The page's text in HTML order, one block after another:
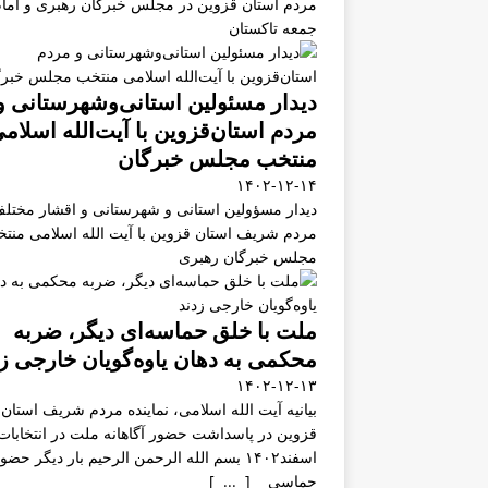
جمعه تاکستان
دیدار مسئولین استانی‌وشهرستانی
مردم‌ استان‌قزوین با آیت‌الله‌
منتخب مجلس‌ خبرگان
۱۴۰۲-۱۲-۱۴
دیدار مسؤولین استانی و شهرستانی و اقشار
مردم شریف استان قزوین با آیت الله اسلامی
مجلس خبرگان رهبری
ملت با خلق حماسه‌ای دیگر، ضربه
محکمی به دهان یاوه‌گویان خارجی
۱۴۰۲-۱۲-۱۳
بیانیه آیت الله اسلامی، نماینده مردم شریف استان
اسفند۱۴۰۲ بسم الله الرحمن الرحیم بار دیگر
حماسی [ ... ]